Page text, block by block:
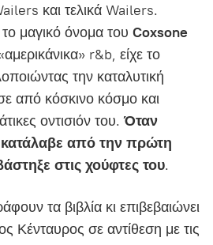
και τελικά Wailers.
μαγικό όνομα του Coxsone
r&b, είχε το
την καταλυτική
από κόσκινο κόσμο και
οντισιόν του.Όταν
από την πρώτη
στις χούφτες του.
τα βιβλία κι επιβεβαιώνει
σε αντίθεση με τις